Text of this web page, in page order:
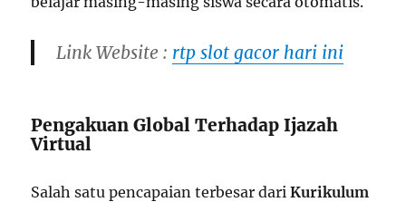
Link Website : rtp slot gacor hari ini
Pengakuan Global Terhadap Ijazah
Virtual
Salah satu pencapaian terbesar dariKurikulum